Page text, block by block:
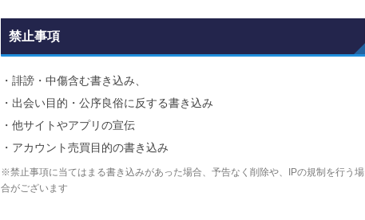
禁止事項
・誹謗・中傷含む書き込み、
・出会い目的・公序良俗に反する書き込み
・他サイトやアプリの宣伝
・アカウント売買目的の書き込み
※禁止事項に当てはまる書き込みがあった場合、予告なく削除や、IPの規制を行う場
合がございます